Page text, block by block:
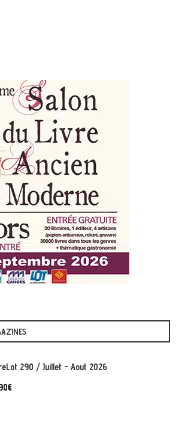
290 / Juillet - Aout 2026
€